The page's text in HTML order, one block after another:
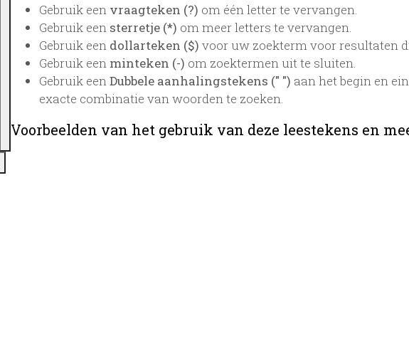
Gebruik een vraagteken (?) om één letter te vervangen.
Gebruik een sterretje (*) om meer letters te vervangen.
Gebruik een dollarteken ($) voor uw zoekterm voor resultaten
Gebruik een minteken (-) om zoektermen uit te sluiten.
Gebruik eenDubbele aanhalingstekens (" ") aan het begin en
exacte combinatie van woorden te zoeken.
Voorbeelden van het gebruik van deze leestekens en